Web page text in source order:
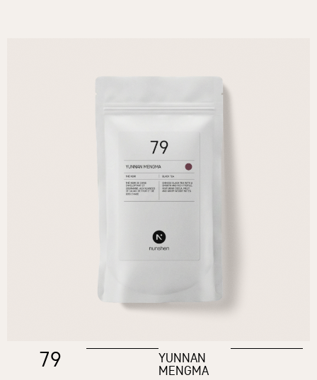
79 YUNNAN
MENGMA